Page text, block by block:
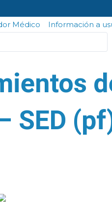
Médico Información a
SED